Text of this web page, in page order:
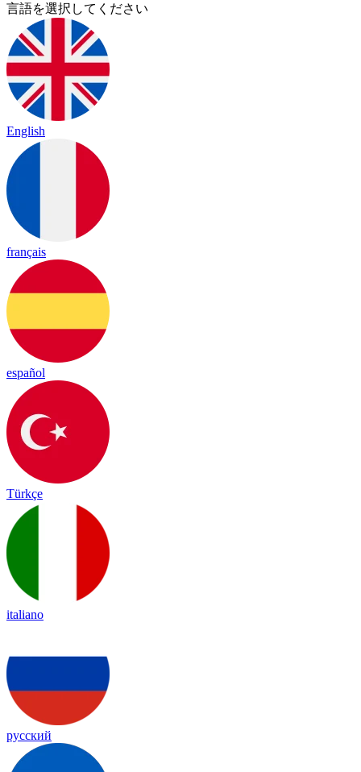
言語を選択してください
English
français
español
Türkçe
italiano
русский